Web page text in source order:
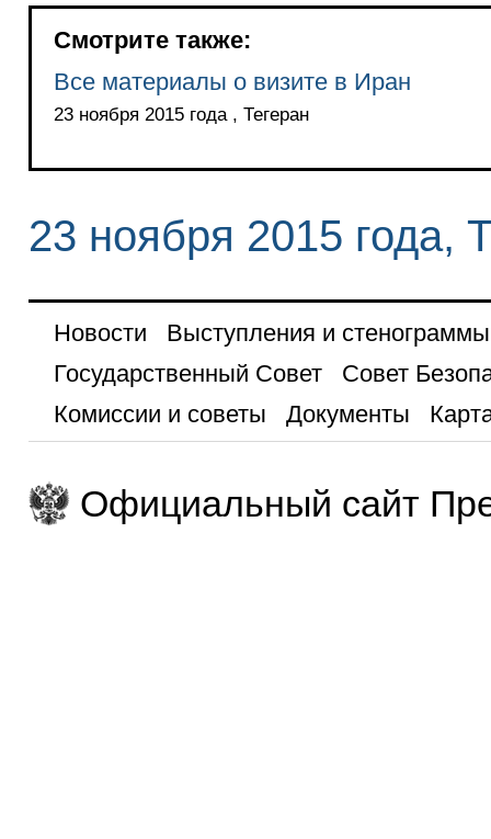
Смотрите также:
Все материалы о визите в Иран
23 ноября 2015 года , Тегеран
23 ноября 2015 года,
Новости
Выступления и стенограммы
Государственный Совет
Совет
Комиссии и советы
Документы
Официальный сайт